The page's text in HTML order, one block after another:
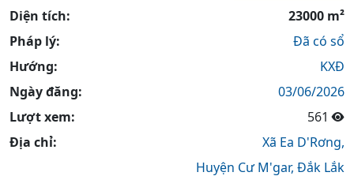
Diện tích:
23000 m²
Pháp lý:
Đã có sổ
Hướng:
KXĐ
Ngày đăng:
03/06/2026
Lượt xem:
561
Địa chỉ:
Xã Ea D'Rơng,
Huyện Cư M'gar, Đắk Lắk